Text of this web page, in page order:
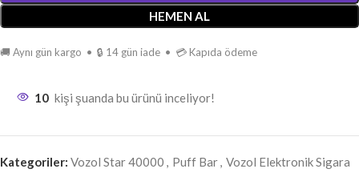
HEMEN AL
🚚 Aynı gün kargo • 🔒 14 gün iade • 💳 Kapıda ödeme
10 kişi şuanda bu ürünü inceliyor!
Kategoriler: Vozol Star 40000 , Puff Bar, Vozol Elektronik Sigara